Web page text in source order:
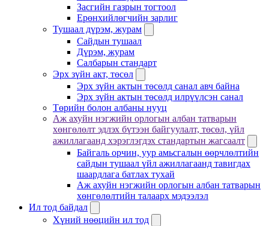
Засгийн газрын тогтоол
Ерөнхийлөгчийн зарлиг
Тушаал дүрэм, журам
Сайдын тушаал
Дүрэм, журам
Салбарын стандарт
Эрх зүйн акт, төсөл
Эрх зүйн актын төсөлд санал авч байна
Эрх зүйн актын төсөлд илрүүлсэн санал
Төрийн болон албаны нууц
Аж ахуйн нэгжийн орлогын албан татварын
хөнгөлөлт эдлэх бүтээн байгуулалт, төсөл, үйл
ажиллагаанд хэрэглэгдэх стандартын жагсаалт
Байгаль орчин, уур амьсгалын өөрчлөлтийн
сайдын тушаал үйл ажиллагаанд тавигдах
шаардлага батлах тухай
Аж ахуйн нэгжийн орлогын албан татварын
хөнгөлөлтийн талаарх мэдээлэл
Ил тод байдал
Хүний нөөцийн ил тод